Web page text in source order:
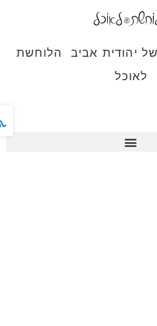
יהודית אביב הלוחשת
לאוכל